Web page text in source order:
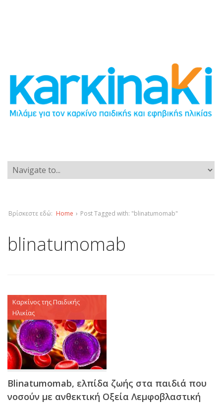
Βρίσκεστε εδώ: Home › Post Tagged with: "blinatumomab"
blinatumomab
Καρκίνος της Παιδικής
Ηλικίας
Blinatumomab, ελπίδα ζωής στα παιδιά που
νοσούν με ανθεκτική Οξεία Λεμφοβλαστική